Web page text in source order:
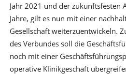
Jahr 2021 und der zukunftsfesten
Jahre, gilt es nun mit einer
Gesellschaft weiterzuentwickeln.
des Verbundes soll die
noch mit einer
operative Klinikgeschäft